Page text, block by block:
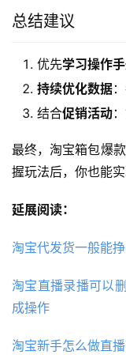
总结建议
优先学习操作
持续优化数据
结合促销活动
最终，淘宝箱包爆
握玩法后，你也能实
延展阅读：
淘宝代发货一般能
淘宝直播录播可以
成操作
淘宝新手怎么做直